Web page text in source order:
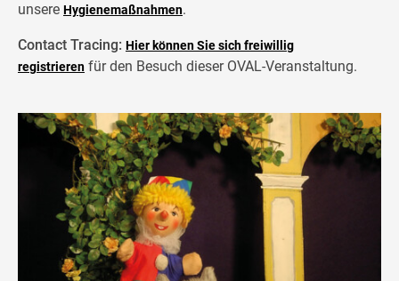
unsere Hygienemaßnahmen.
Contact Tracing: Hier können Sie sich freiwillig
registrieren für den Besuch dieser OVAL-Veranstaltung.